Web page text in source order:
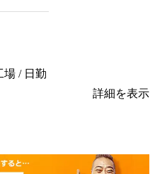
場 / 日勤
詳細を表示